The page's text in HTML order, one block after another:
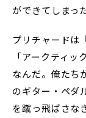
ができてしまっ
プリチャードは
「アークティ
なんだ。俺たち
のギター・ペダ
を蹴っ飛ばさな